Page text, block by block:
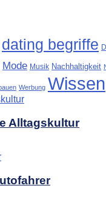
dating begriffe
Mode Musik Nachhaltigkeit
Werbung Wissen
Alltagskultur